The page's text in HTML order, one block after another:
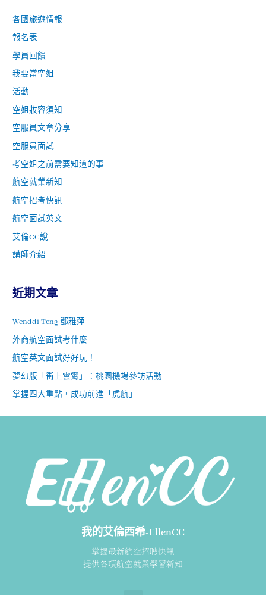
各國旅遊情報
報名表
學員回饋
我要當空姐
活動
空姐妝容須知
空服員文章分享
空服員面試
考空姐之前需要知道的事
航空就業新知
航空招考快訊
航空面試英文
艾倫CC說
講師介紹
近期文章
Wenddi Teng 鄧雅萍
外商航空面試考什麼
航空英文面試好好玩！
夢幻版「衝上雲霄」：桃園機場參訪活動
掌握四大重點，成功前進「虎航」
我的艾倫西希-EllenCC
掌握最新航空招聘快訊
提供各項航空就業學習新知